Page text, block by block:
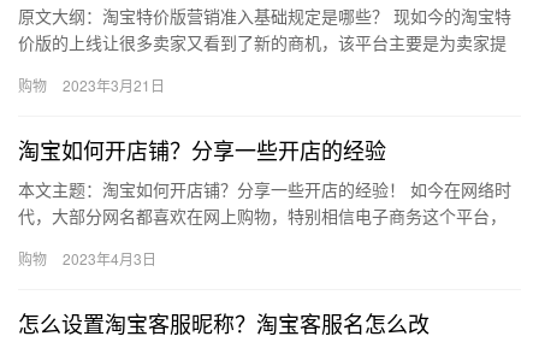
原文大纲：淘宝特价版营销准入基础规定是哪些？ 现如今的淘宝特
价版的上线让很多卖家又看到了新的商机，该平台主要是为卖家提
入基…
购物 2023年3月21日
淘宝如何开店铺？分享一些开店的经验
本文主题：淘宝如何开店铺？分享一些开店的经验！ 如今在网络时
代，大部分网名都喜欢在网上购物，特别相信电子商务这个平台，
着开…
购物 2023年4月3日
怎么设置淘宝客服昵称？淘宝客服名怎么改